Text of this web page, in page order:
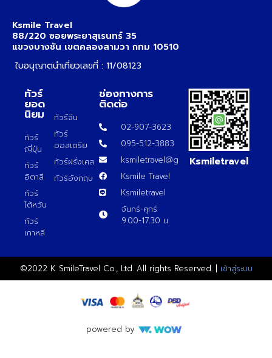
Ksmile Travel
88/220 ซอยพระยาสุเรนทร์ 35
แขวงบางชัน เขตคลองสามวา กทม 10510
ใบอนุญาตนำเที่ยวเลขที่ : 11/08123
ทัวร์
ยอด
นิยม
ทัวร์
ญี่ปุ่น
ทัวร์
อิตาลี
ทัวร์
ไต้หวัน
ทัวร์
เกาหลี
ทัวร์จีน
ทัวร์
ออสเตรีย
ทัวร์ฝรั่งเศส
ทัวร์อังกฤษ
ช่องทางการ
ติดต่อ
02-907-3623
095-512-3883
ksmiletravel@gmail.com
Ksmile Travel
Ksmiletravel
จันทร์-ศุกร์
9.00-17.30 น.
Ksmiletravel
©2022 K SmileTravel Co., Ltd. All rights Reserved. | เข้าสู่ระบบ
powered by